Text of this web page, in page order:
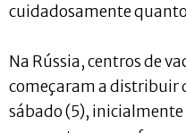
cuidadosamente
Na Rússia, centros de
começaram a distribuir
sábado (5),